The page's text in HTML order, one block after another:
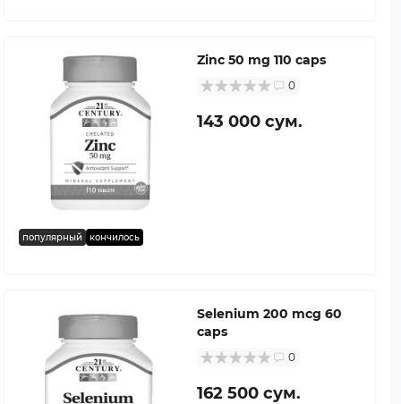
популярный кончилось
Zinc 50 mg 110 caps
0
143 000 сум.
Selenium 200 mcg 60
caps
0
162 500 сум.